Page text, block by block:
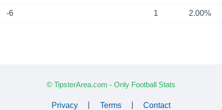
-6 1 2.00%
© TipsterArea.com - Only Football Stats
Privacy Terms Contact